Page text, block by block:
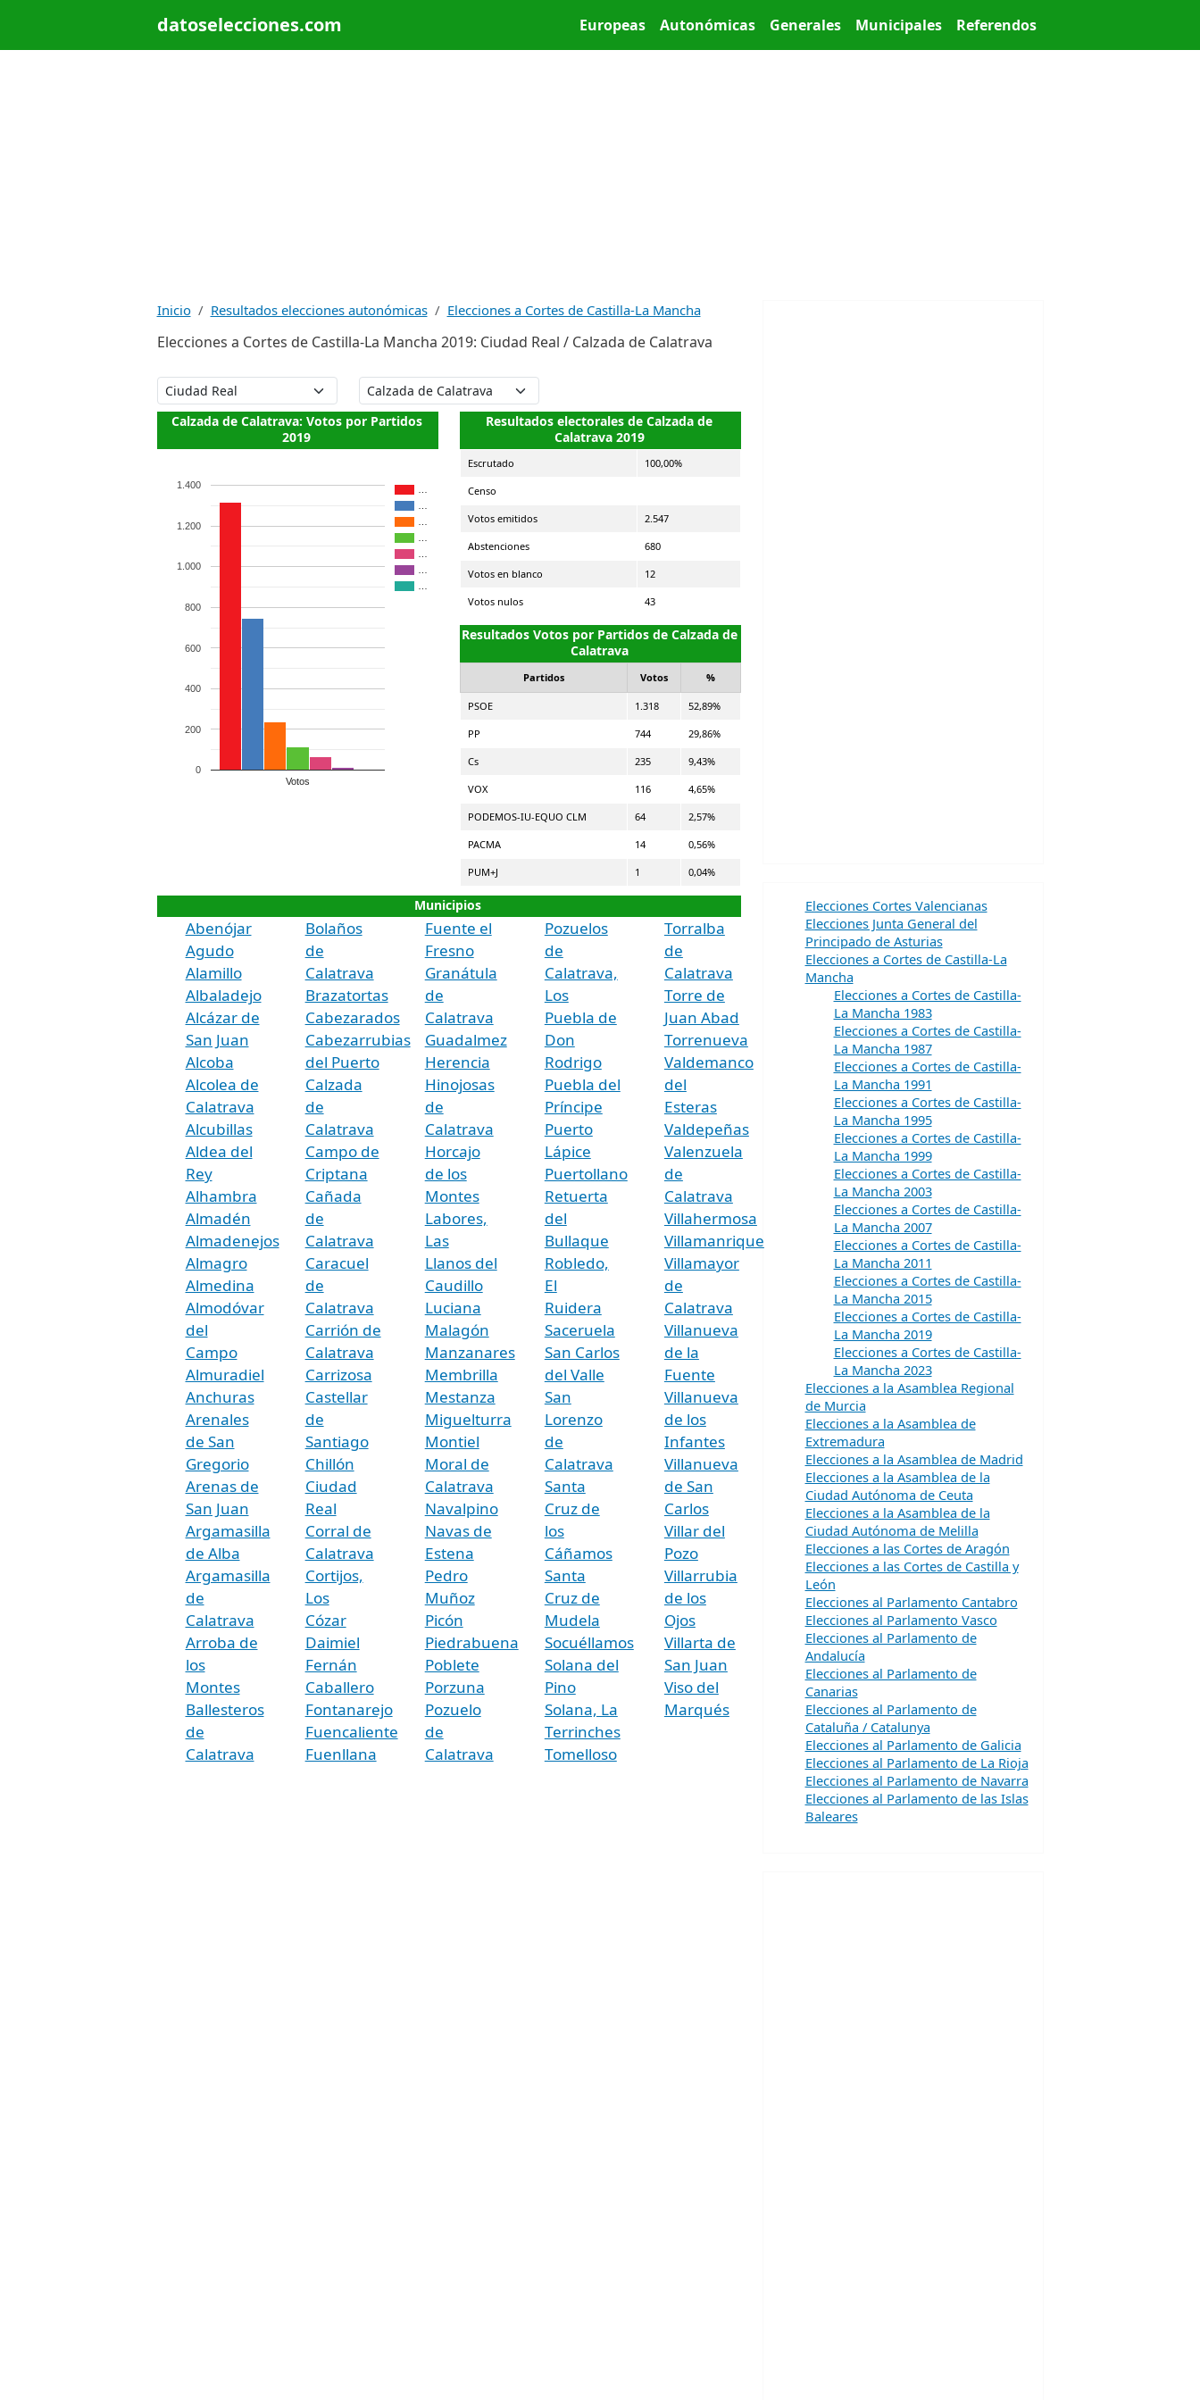
datoselecciones.com Main menu
Europeas Autonómicas Generales Municipales Referendos
Inicio Resultados elecciones autonómicas Elecciones a Cortes de Castilla-La Mancha
Elecciones a Cortes de Castilla-La Mancha 2019: Ciudad Real / Calzada de Calatrava
Calzada de Calatrava: Votos por Partidos
2019
Votos
0
200
400
600
800
1.000
1.200
1.400
Resultados electorales de Calzada de
Calatrava 2019
Escrutado 100,00%
Censo
Votos emitidos 2.547
Abstenciones 680
Votos en blanco 12
Votos nulos 43
Resultados Votos por Partidos de Calzada de
Calatrava
Partidos Votos %
PSOE 1.318 52,89%
PP 744 29,86%
Cs 235 9,43%
VOX 116 4,65%
PODEMOS-IU-EQUO CLM 64 2,57%
PACMA 14 0,56%
PUM+J 1 0,04%
Municipios
Abenójar
Agudo
Alamillo
Albaladejo
Alcázar de
San Juan
Alcoba
Alcolea de
Calatrava
Alcubillas
Aldea del
Rey
Alhambra
Almadén
Almadenejos
Almagro
Almedina
Almodóvar
del
Campo
Almuradiel
Anchuras
Arenales
de San
Gregorio
Arenas de
San Juan
Argamasilla
de Alba
Argamasilla
de
Calatrava
Arroba de
los
Montes
Ballesteros
de
Calatrava
Bolaños
de
Calatrava
Brazatortas
Cabezarados
Cabezarrubias
del Puerto
Calzada
de
Calatrava
Campo de
Criptana
Cañada
de
Calatrava
Caracuel
de
Calatrava
Carrión de
Calatrava
Carrizosa
Castellar
de
Santiago
Chillón
Ciudad
Real
Corral de
Calatrava
Cortijos,
Los
Cózar
Daimiel
Fernán
Caballero
Fontanarejo
Fuencaliente
Fuenllana
Fuente el
Fresno
Granátula
de
Calatrava
Guadalmez
Herencia
Hinojosas
de
Calatrava
Horcajo
de los
Montes
Labores,
Las
Llanos del
Caudillo
Luciana
Malagón
Manzanares
Membrilla
Mestanza
Miguelturra
Montiel
Moral de
Calatrava
Navalpino
Navas de
Estena
Pedro
Muñoz
Picón
Piedrabuena
Poblete
Porzuna
Pozuelo
de
Calatrava
Pozuelos
de
Calatrava,
Los
Puebla de
Don
Rodrigo
Puebla del
Príncipe
Puerto
Lápice
Puertollano
Retuerta
del
Bullaque
Robledo,
El
Ruidera
Saceruela
San Carlos
del Valle
San
Lorenzo
de
Calatrava
Santa
Cruz de
los
Cáñamos
Santa
Cruz de
Mudela
Socuéllamos
Solana del
Pino
Solana, La
Terrinches
Tomelloso
Torralba
de
Calatrava
Torre de
Juan Abad
Torrenueva
Valdemanco
del
Esteras
Valdepeñas
Valenzuela
de
Calatrava
Villahermosa
Villamanrique
Villamayor
de
Calatrava
Villanueva
de la
Fuente
Villanueva
de los
Infantes
Villanueva
de San
Carlos
Villar del
Pozo
Villarrubia
de los
Ojos
Villarta de
San Juan
Viso del
Marqués
Elecciones Cortes Valencianas
Elecciones Junta General del
Principado de Asturias
Elecciones a Cortes de Castilla-La
Mancha
Elecciones a Cortes de Castilla-
La Mancha 1983
Elecciones a Cortes de Castilla-
La Mancha 1987
Elecciones a Cortes de Castilla-
La Mancha 1991
Elecciones a Cortes de Castilla-
La Mancha 1995
Elecciones a Cortes de Castilla-
La Mancha 1999
Elecciones a Cortes de Castilla-
La Mancha 2003
Elecciones a Cortes de Castilla-
La Mancha 2007
Elecciones a Cortes de Castilla-
La Mancha 2011
Elecciones a Cortes de Castilla-
La Mancha 2015
Elecciones a Cortes de Castilla-
La Mancha 2019
Elecciones a Cortes de Castilla-
La Mancha 2023
Elecciones a la Asamblea Regional
de Murcia
Elecciones a la Asamblea de
Extremadura
Elecciones a la Asamblea de Madrid
Elecciones a la Asamblea de la
Ciudad Autónoma de Ceuta
Elecciones a la Asamblea de la
Ciudad Autónoma de Melilla
Elecciones a las Cortes de Aragón
Elecciones a las Cortes de Castilla y
León
Elecciones al Parlamento Cantabro
Elecciones al Parlamento Vasco
Elecciones al Parlamento de
Andalucía
Elecciones al Parlamento de
Canarias
Elecciones al Parlamento de
Cataluña / Catalunya
Elecciones al Parlamento de Galicia
Elecciones al Parlamento de La Rioja
Elecciones al Parlamento de Navarra
Elecciones al Parlamento de las Islas
Baleares